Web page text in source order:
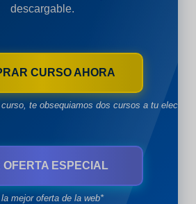
descargable.
CURSO AHORA
te obsequiamos dos cursos a tu
OFERTA ESPECIAL
mejor oferta de la web*